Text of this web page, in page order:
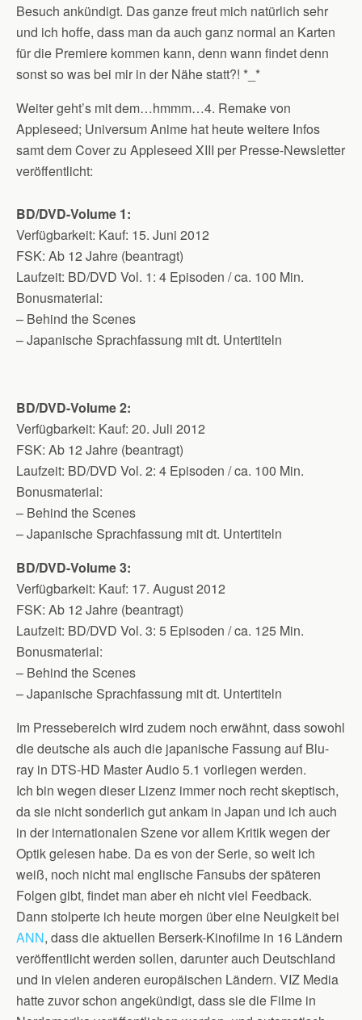
Besuch ankündigt. Das ganze freut mich natürlich sehr
und ich hoffe, dass man da auch ganz normal an Karten
für die Premiere kommen kann, denn wann findet denn
sonst so was bei mir in der Nähe statt?! *_*
Weiter geht’s mit dem…hmmm…4. Remake von
Appleseed; Universum Anime hat heute weitere Infos
samt dem Cover zu Appleseed XIII per Presse-Newsletter
veröffentlicht:
BD/DVD-Volume 1:
Verfügbarkeit: Kauf: 15. Juni 2012
FSK: Ab 12 Jahre (beantragt)
Laufzeit: BD/DVD Vol. 1: 4 Episoden / ca. 100 Min.
Bonusmaterial:
– Behind the Scenes
– Japanische Sprachfassung mit dt. Untertiteln
BD/DVD-Volume 2:
Verfügbarkeit: Kauf: 20. Juli 2012
FSK: Ab 12 Jahre (beantragt)
Laufzeit: BD/DVD Vol. 2: 4 Episoden / ca. 100 Min.
Bonusmaterial:
– Behind the Scenes
– Japanische Sprachfassung mit dt. Untertiteln
BD/DVD-Volume 3:
Verfügbarkeit: Kauf: 17. August 2012
FSK: Ab 12 Jahre (beantragt)
Laufzeit: BD/DVD Vol. 3: 5 Episoden / ca. 125 Min.
Bonusmaterial:
– Behind the Scenes
– Japanische Sprachfassung mit dt. Untertiteln
Im Pressebereich wird zudem noch erwähnt, dass sowohl
die deutsche als auch die japanische Fassung auf Blu-
ray in DTS-HD Master Audio 5.1 vorliegen werden.
Ich bin wegen dieser Lizenz immer noch recht skeptisch,
da sie nicht sonderlich gut ankam in Japan und ich auch
in der internationalen Szene vor allem Kritik wegen der
Optik gelesen habe. Da es von der Serie, so weit ich
weiß, noch nicht mal englische Fansubs der späteren
Folgen gibt, findet man aber eh nicht viel Feedback.
Dann stolperte ich heute morgen über eine Neuigkeit bei
ANN, dass die aktuellen Berserk-Kinofilme in 16 Ländern
veröffentlicht werden sollen, darunter auch Deutschland
und in vielen anderen europäischen Ländern. VIZ Media
hatte zuvor schon angekündigt, dass sie die Filme in